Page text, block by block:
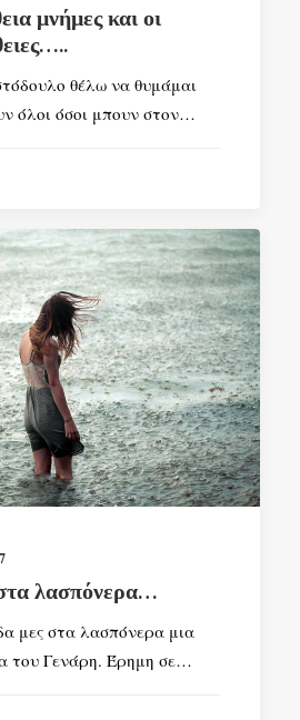
μνήμες και οι
θέλω να θυμάμαι
όλοι όσοι μπουν στον…
λασπόνερα…
μες στα λασπόνερα μια
του Γενάρη. Έρημη σε…